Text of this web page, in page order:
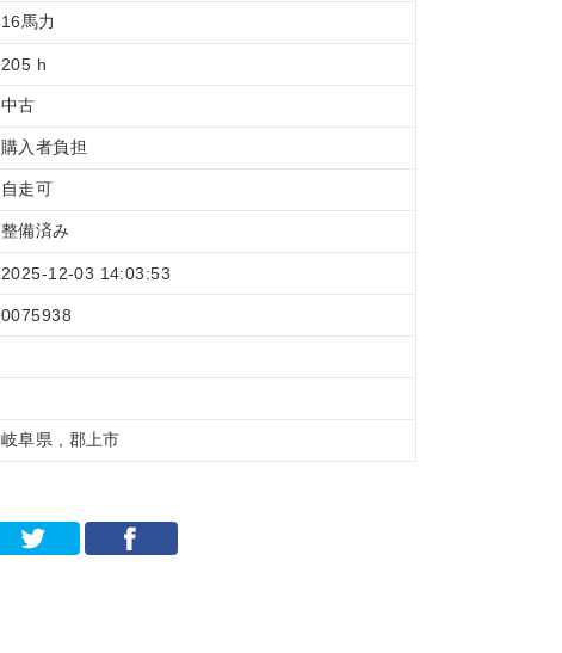
16馬力
205 h
中古
購入者負担
自走可
整備済み
2025-12-03 14:03:53
0075938
岐阜県 , 郡上市